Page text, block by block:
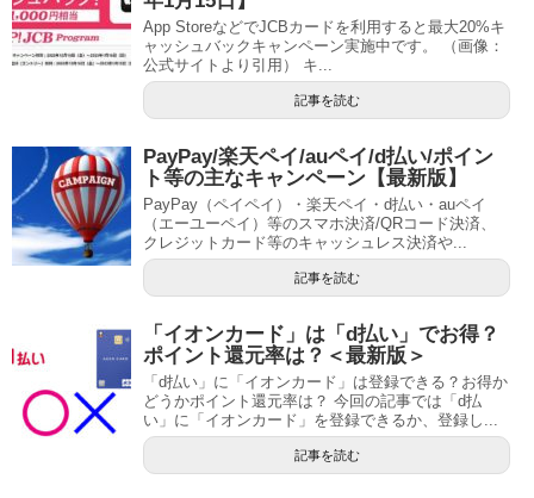
App StoreなどでJCBカードを利用すると最大20%キ
ャッシュバックキャンペーン実施中です。 （画像：
公式サイトより引用） キ...
記事を読む
PayPay/楽天ペイ/auペイ/d払い/ポイン
ト等の主なキャンペーン【最新版】
PayPay（ペイペイ）・楽天ペイ・d払い・auペイ
（エーユーペイ）等のスマホ決済/QRコード決済、
クレジットカード等のキャッシュレス決済や...
記事を読む
「イオンカード」は「d払い」でお得？
ポイント還元率は？＜最新版＞
「d払い」に「イオンカード」は登録できる？お得か
どうかポイント還元率は？ 今回の記事では「d払
い」に「イオンカード」を登録できるか、登録し...
記事を読む